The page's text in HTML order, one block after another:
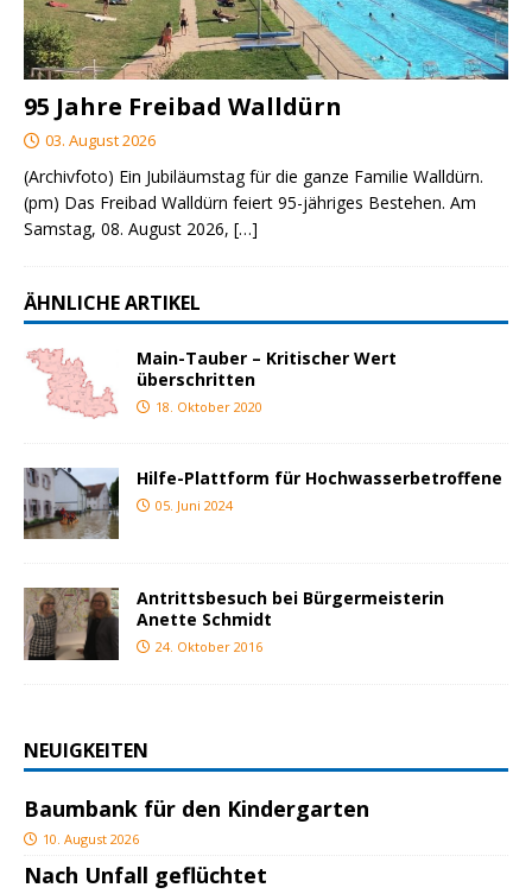
95 Jahre Freibad Walldürn
03. August 2026
(Archivfoto) Ein Jubiläumstag für die ganze Familie Walldürn.
(pm) Das Freibad Walldürn feiert 95-jähriges Bestehen. Am
Samstag, 08. August 2026, […]
ÄHNLICHE ARTIKEL
Main-Tauber – Kritischer Wert
überschritten
18. Oktober 2020
Hilfe-Plattform für Hochwasserbetroffene
05. Juni 2024
Antrittsbesuch bei Bürgermeisterin
Anette Schmidt
24. Oktober 2016
NEUIGKEITEN
Baumbank für den Kindergarten
10. August 2026
Nach Unfall geflüchtet